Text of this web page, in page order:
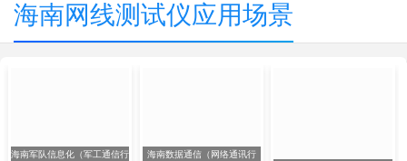
海南网线测试仪应用场景
海南军队信息化（军工通信行
海南数据通信（网络通讯行